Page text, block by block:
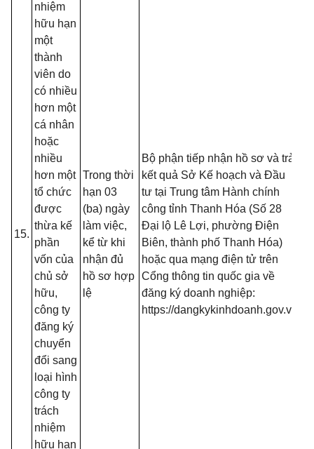
15.
nhiệm
hữu hạn
một
thành
viên do
có nhiều
hơn một
cá nhân
hoặc
nhiều
hơn một
tổ chức
được
thừa kế
phần
vốn của
chủ sở
hữu,
công ty
đăng ký
chuyển
đổi sang
loại hình
công ty
trách
nhiệm
hữu hạn
Trong thời
hạn 03
(ba) ngày
làm việc,
kể từ khi
nhận đủ
hồ sơ hợp
lệ
Bộ phận tiếp nhận hồ sơ và trả
kết quả Sở Kế hoạch và Đầu
tư tại Trung tâm Hành chính
công tỉnh Thanh Hóa (Số 28
Đại lộ Lê Lợi, phường Điện
Biên, thành phố Thanh Hóa)
hoặc qua mạng điện tử trên
Cổng thông tin quốc gia về
đăng ký doanh nghiệp:
https://dangkykinhdoanh.gov.vn